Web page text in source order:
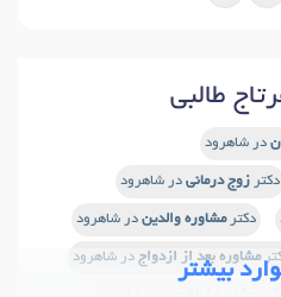
طالبی
در شاهرود
دکتر زوج درمانی در شاهرود
دکترمشاوره والدین در شاهرود
مشاوره بعد از ازدواج در شاهرود
بیشتر